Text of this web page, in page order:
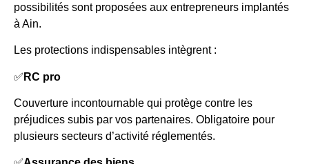
possibilités sont proposées aux entrepreneurs implantés
à Ain.
Les protections indispensables intègrent :
✅ RC pro
Couverture incontournable qui protège contre les
préjudices subis par vos partenaires. Obligatoire pour
plusieurs secteurs d’activité réglementés.